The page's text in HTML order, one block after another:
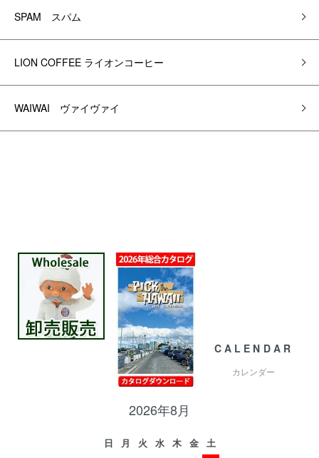
SPAM スパム
LION COFFEE ライオンコーヒー
WAIWAI ヴァイヴァイ
CALENDAR
カレンダー
2026年8月
日 月 火 水 木 金
土